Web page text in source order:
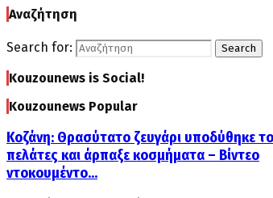
Αναζήτηση
Search for: Search
Kouzounews is Social!
Kouzounews Popular
Κοζάνη: Θρασύτατο ζευγάρι υποδύθηκε
πελάτες και άρπαξε κοσμήματα – Βίντεο
ντοκουμέντο...